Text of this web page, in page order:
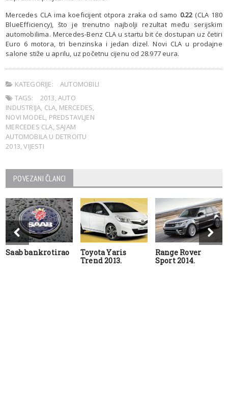
Mercedes CLA ima koeficijent otpora zraka od samo 0.22 (CLA 180
BlueEfficiency), što je trenutno najbolji rezultat među serijskim
automobilima. Mercedes-Benz CLA u startu bit će dostupan uz četiri
Euro 6 motora, tri benzinska i jedan dizel. Novi CLA u prodajne
salone stiže u aprilu, uz početnu cijenu od 28.977 eura.
KATEGORIJE:
AUTOMOBILI
TAGS:
2013,AUTO
INDUSTRIJA, CLA, MERCEDES,
NOVI MODEL, PREDSTAVLJEN
MERCEDES CLA, SAJAM
AUTOMOBILA U DETROITU
2013,VIJESTI
POVEZANI ČLANCI
Saab bankrotirao
Toyota Yaris
Trend 2013.
Range Rover
Sport 2014.